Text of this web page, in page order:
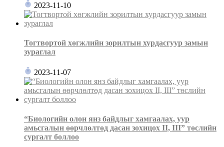
2023-11-10
Тогтвортой хөгжлийн зорилтын хурдасгуур замын
зураглал
2023-11-07
“Биологийн олон янз байдлыг хамгаалах, уур
амьсгалын өөрчлөлтөд дасан зохицох II, III” төслийн
сургалт боллоо